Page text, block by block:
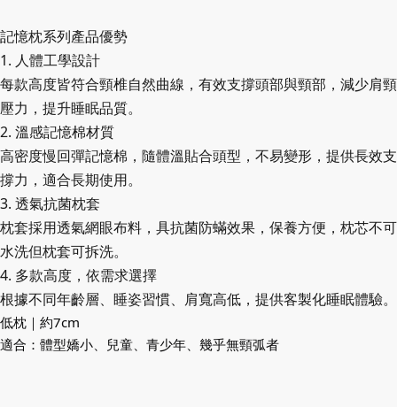
記憶枕系列產品優勢
1. 人體工學設計
每款高度皆符合頸椎自然曲線，有效支撐頭部與頸部，減少肩頸
壓力，提升睡眠品質。
2. 溫感記憶棉材質
高密度慢回彈記憶棉，隨體溫貼合頭型，不易變形，提供長效支
撐力，適合長期使用。
3. 透氣抗菌枕套
枕套採用透氣網眼布料，具抗菌防蟎效果，保養方便，枕芯不可
水洗但枕套可拆洗。
4. 多款高度，依需求選擇
根據不同年齡層、睡姿習慣、肩寬高低，提供客製化睡眠體驗。
低枕｜約7cm
適合：體型嬌小、兒童、青少年、幾乎無頸弧者